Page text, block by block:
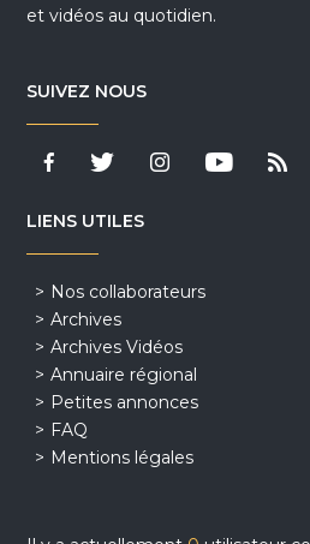
et vidéos au quotidien.
SUIVEZ NOUS
LIENS UTILES
Nos collaborateurs
Archives
Archives Vidéos
Annuaire régional
Petites annonces
FAQ
Mentions légales